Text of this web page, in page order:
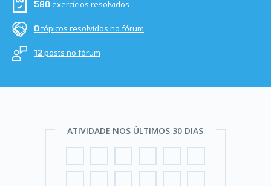
580 exercícios resolvidos
0 tópicos resolvidos no fórum
12posts no fórum
ATIVIDADE NOS ÚLTIMOS 30 DIAS